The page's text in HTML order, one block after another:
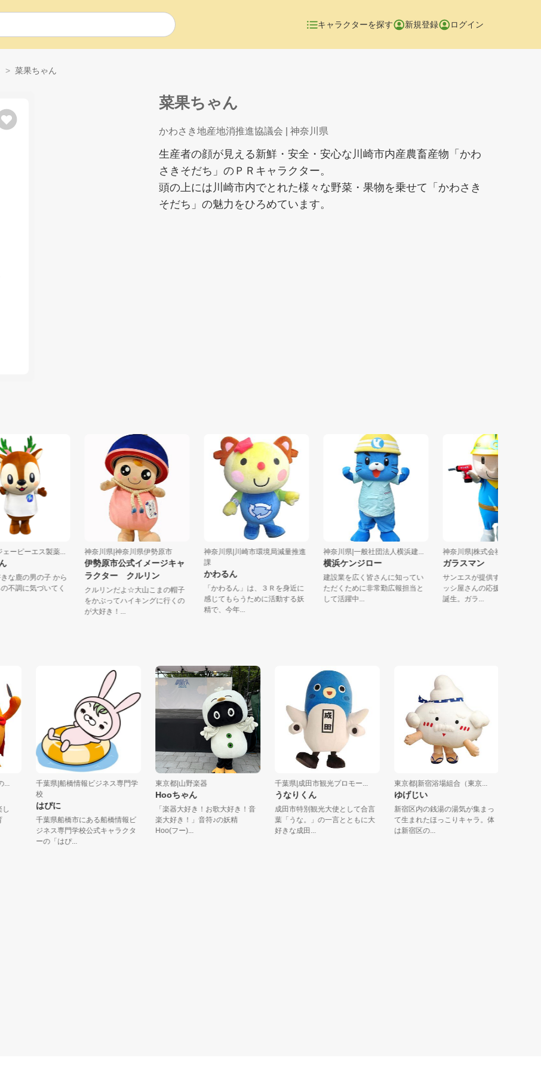
キャラクターを探す 新規登録 ログイン
菜果ちゃん
菜果ちゃん
かわさき地産地消推進協議会 | 神奈川県
生産者の顔が見える新鮮・安全・安心な川崎市内産農畜産物「かわ
さきそだち」のＰＲキャラクター。
頭の上には川崎市内でとれた様々な野菜・果物を乗せて「かわさき
そだち」の魅力をひろめています。
|ジェーピーエス製薬...
ん
好きな鹿の男の子 から
ろの不調に気づいてく
神奈川県|神奈川県伊勢原市
伊勢原市公式イメージキャ
ラクター クルリン
クルリンだよ☆大山こまの帽子
をかぶってハイキングに行くの
が大好き！...
神奈川県|川崎市環境局減量推進
かわるん
「かわるん」は、３Ｒを身近に
感じてもらうために活動する妖
精で、今年...
神奈川県|一般社団法人横浜建...
横浜ケンジロー
建設業を広く皆さんに知ってい
ただくために非常勤広報担当と
して活躍中...
神奈川県|株式会社サンエ
ガラスマン
サンエスが提供するガラ
ッシ屋さんの応援キャラ
誕生。ガラ...
千葉県|船橋情報ビジネス専門学
はぴに
千葉県船橋市にある船橋情報ビ
ジネス専門学校公式キャラクタ
ーの「はぴ...
東京都|山野楽器
Hooちゃん
「楽器大好き！お歌大好き！音
楽大好き！」音符♪の妖精
Hoo(フー)...
千葉県|成田市観光プロモー...
うなりくん
成田市特別観光大使として合言
葉「うな。」の一言とともに大
好きな成田...
東京都|新宿浴場組合（東京...
ゆげじい
新宿区内の銭湯の湯気が集まっ
て生まれたほっこりキャラ。体
は新宿区の...